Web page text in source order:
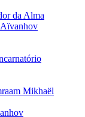
da Alma
Aïvanhov
Mikhaël